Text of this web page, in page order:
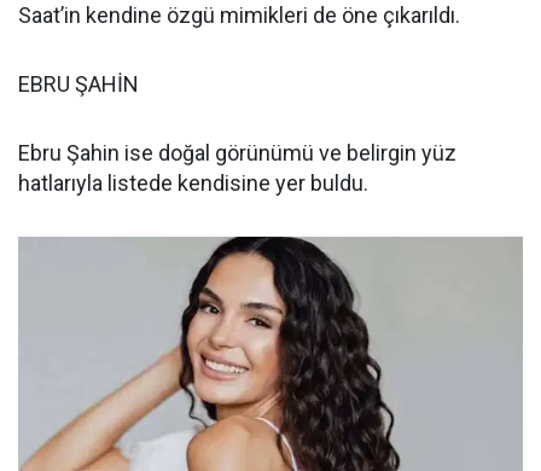
Saat’in kendine özgü mimikleri de öne çıkarıldı.
EBRU ŞAHİN
Ebru Şahin ise doğal görünümü ve belirgin yüz
hatlarıyla listede kendisine yer buldu.